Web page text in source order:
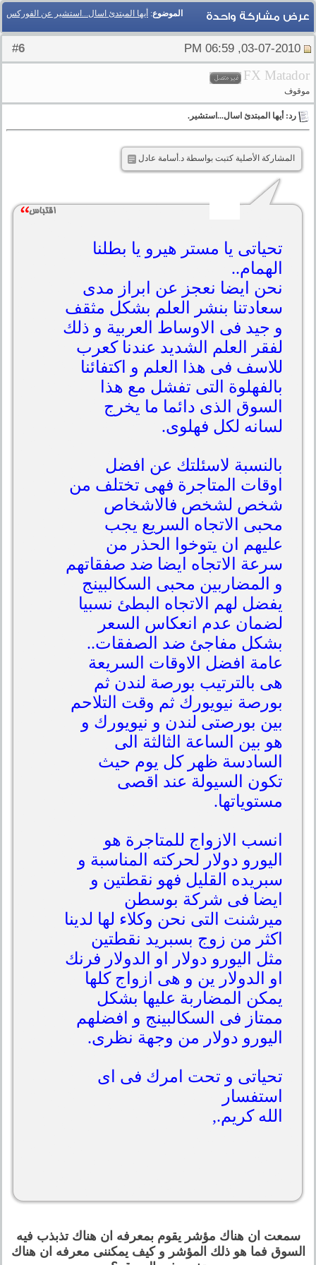
الموضوع: أيها المبتدئ اسال...استشير عن الفوركس عرض مشاركة واحدة
6
FX Matador
موقوف
رد: أيها المبتدئ اسال...استشير.
المشاركة الأصلية كتبت بواسطة د.أسامة عادل
تحياتى يا مستر هيرو يا بطلنا
الهمام..
نحن ايضا نعجز عن ابراز مدى
سعادتنا بنشر العلم بشكل مثقف
و جيد فى الاوساط العربية و ذلك
لفقر العلم الشديد عندنا كعرب
للاسف فى هذا العلم و اكتفائنا
بالفهلوة التى تفشل مع هذا
السوق الذى دائما ما يخرج
لسانه لكل فهلوى.
بالنسبة لاسئلتك عن افضل
اوقات المتاجرة فهى تختلف من
شخص لشخص فالاشخاص
محبى الاتجاه السريع يجب
عليهم ان يتوخوا الحذر من
سرعة الاتجاه ايضا ضد صفقاتهم
و المضاربين محبى السكالبينج
يفضل لهم الاتجاه البطئ نسبيا
لضمان عدم انعكاس السعر
بشكل مفاجئ ضد الصفقات..
عامة افضل الاوقات السريعة
هى بالترتيب بورصة لندن ثم
بورصة نيويورك ثم وقت التلاحم
بين بورصتى لندن و نيويورك و
هو بين الساعة الثالثة الى
السادسة ظهر كل يوم حيث
تكون السيولة عند اقصى
مستوياتها.
انسب الازواج للمتاجرة هو
اليورو دولار لحركته المناسبة و
سبريده القليل فهو نقطتين و
ايضا فى شركة بوسطن
ميرشنت التى نحن وكلاء لها لدينا
اكثر من زوج بسبريد نقطتين
مثل اليورو دولار او الدولار فرنك
او الدولار ين و هى ازواج كلها
يمكن المضاربة عليها بشكل
ممتاز فى السكالبينج و افضلهم
اليورو دولار من وجهة نظرى.
تحياتى و تحت امرك فى اى
استفسار
الله كريم.,
سمعت ان هناك مؤشر يقوم بمعرفه ان هناك تذبذب فيه
السوق فما هو ذلك المؤشر و كيف يمكننى معرفه ان هناك